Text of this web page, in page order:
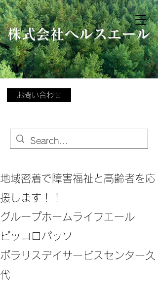
​株式会社ヘルスエール
お問い合わせ
地域密着で障害福祉と高齢者を応
援します！！
グループホームライフエール
ピッコロパッソ
ポラリスデイサービスセンター久
代